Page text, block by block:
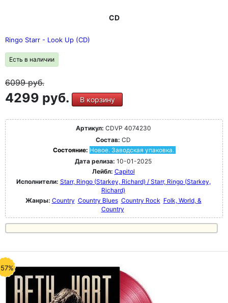
CD
Ringo Starr - Look Up (CD)
Есть в наличии
6099руб.
4299 руб. В корзину
Артикул: CDVP 4074230
Состав: CD
Состояние: Новое. Заводская упаковка.
Дата релиза: 10-01-2025
Лейбл: Capitol
Исполнители: Starr, Ringo (Starkey, Richard) / Starr, Ringo (Starkey,
Richard)
Жанры: Country Country Blues Country Rock Folk, World, &
Country